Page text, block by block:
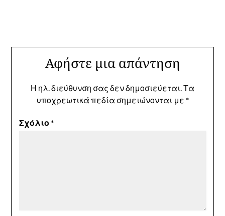
Αφήστε μια απάντηση
Η ηλ. διεύθυνση σας δεν δημοσιεύεται.Τα
υποχρεωτικά πεδία σημειώνονται με *
Σχόλιο*